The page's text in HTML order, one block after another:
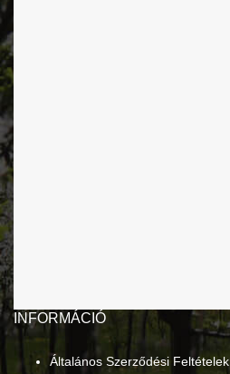
INFORMÁCIÓ
Általános Szerződési Feltételek